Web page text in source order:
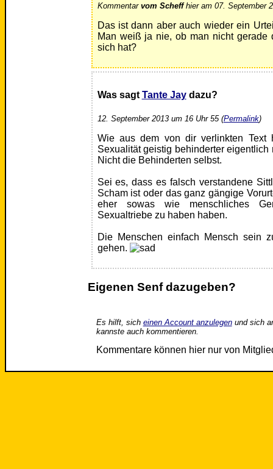
Kommentar vom Scheffhier am 07. September
Das ist dann aber auch wieder ein
Man weiß ja nie, ob man nicht gerade
sich hat?
Was sagtTante Jaydazu?
12. September 2013 um 16 Uhr 55 (Permalink)
Wie aus dem von dir verlinkten Text
Sexualität geistig behinderter
Nicht die Behinderten selbst.
Sei es, dass es falsch verstandene
Scham ist oder das ganz gängige
eher sowas wie menschliches
Sexualtriebe zu haben haben.
Die Menschen einfach Mensch sein
gehen.
Eigenen Senf dazugeben?
Es hilft, sich einen Account anzulegenund sich
kannste auch kommentieren.
Kommentare können hier nur von